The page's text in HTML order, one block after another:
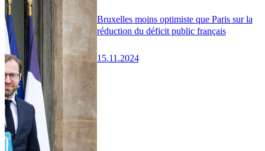
Bruxelles moins optimiste que Paris sur la
réduction du déficit public français
15.11.2024